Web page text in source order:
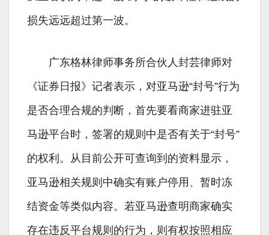
损失远远超过第一波。
广东格林律师事务所合伙人封芸律师对
《证券日报》记者表示，对亚马逊“封号”行为
是否合理合规的判断，首先要看商家进驻亚
马逊平台时，签署的规则中是否有关于“封号”
的权利。从目前公开可查询到的资料显示，
亚马逊相关规则中确实有账户停用、暂时冻
结资金等类似内容。若亚马逊查明商家确实
存在违反平台规则的行为，则有权按照相应